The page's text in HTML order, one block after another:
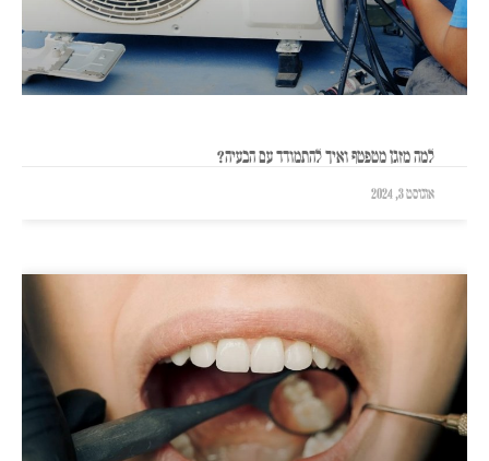
למה מזגן מטפטף ואיך להתמודד עם הבעיה?
אוגוסט 3, 2024